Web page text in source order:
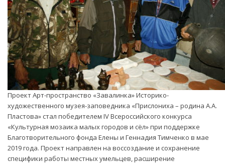
Проект Арт-пространство «Завалинка» Историко-
художественного музея-заповедника «Прислониха – родина А.А.
Пластова» стал победителем IV Всероссийского конкурса
«Культурная мозаика малых городов и сёл» при поддержке
Благотворительного фонда Елены и Геннадия Тимченко в мае
2019 года. Проект направлен на воссоздание и сохранение
специфики работы местных умельцев, расширение